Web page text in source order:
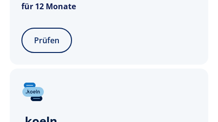
für 12 Monate
Prüfen